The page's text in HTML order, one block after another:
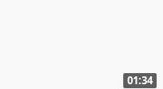
01:34